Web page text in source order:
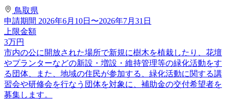
鳥取県
申請期間 2026年6月10日〜2026年7月31日
上限金額
3万円
市内の公に開放された場所で新規に樹木を植栽したり、花壇
やプランターなどの新設・増設・維持管理等の緑化活動をす
る団体、また、地域の住民が参加する、緑化活動に関する講
習会や研修会を行なう団体を対象に、補助金の交付希望者を
募集します。